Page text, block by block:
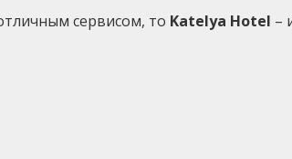
сервисом, то Katelya Hotel –